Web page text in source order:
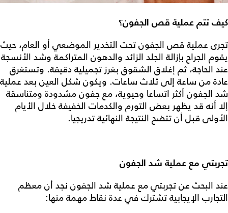
كيف تتم عملية قص الجفون؟
تجرى عملية قص الجفونتحت التخدير الموضعي أو العام، حيث
يقوم الجراح بإزالة الجلد الزائد والدهون المتراكمة وشد الأنسجة
عند الحاجة، ثم إغلاق الشقوق بغرز تجميلية دقيقة. وتستغرق
عادة من ساعة إلى ثلاث ساعات. ويكون شكل العين بعد عملية
شد الجفون أكثر اتساعا وحيوية، مع جفون مشدودة ومتناسقة
إلا أنه قد يظهر بعض التورم والكدمات الخفيفة خلال الأيام
الأولى قبل أن تتضح النتيجة النهائية تدريجيا.
تجربتي مع عملية شد الجفون
عند البحث عنتجربتي مع عملية شد الجفون نجد أن معظم
التجارب الإيجابية تشترك في عدة نقاط مهمة منها: